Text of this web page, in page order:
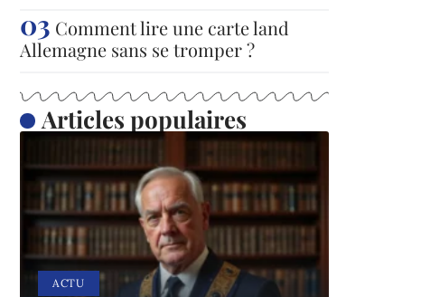
Comment lire une carte land
Allemagne sans se tromper ?
Articles populaires
ACTU